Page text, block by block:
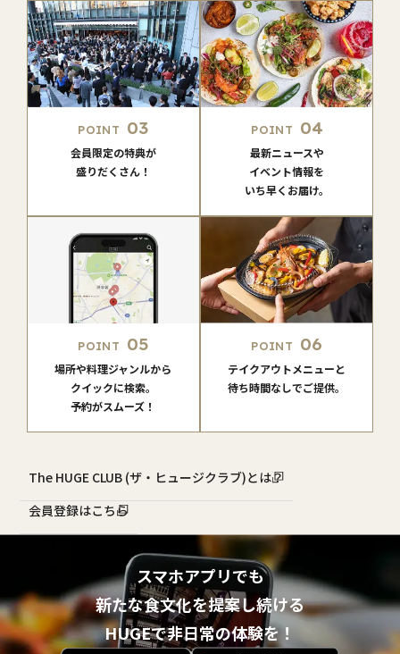
POINT 03
会員限定の特典が
盛りだくさん！
POINT 04
最新ニュースや
イベント情報を
いち早くお届け。
POINT 05
場所や料理ジャンルから
クイックに検索。
予約がスムーズ！
POINT 06
テイクアウトメニューと
待ち時間なしでご提供。
The HUGE CLUB (ザ・ヒュージクラブ)とは？
会員登録はこちら
スマホアプリでも
新たな食文化を提案し続ける
HUGEで非日常の体験を！